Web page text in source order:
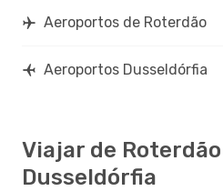
Aeroportos de Roterdão
Aeroportos Dusseldórfia
Viajar de
Dusseldórfia